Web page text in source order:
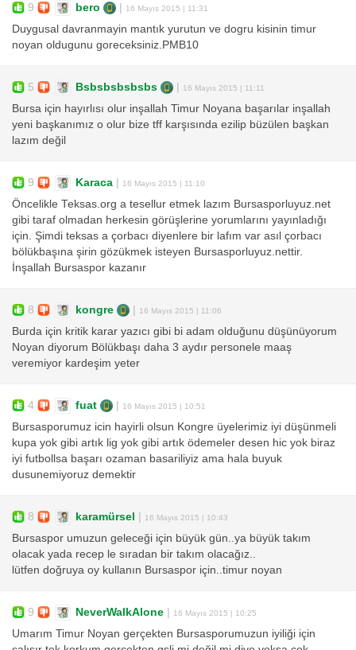
9 bero 16 Mayıs 2015 | 11:31
Duygusal davranmayin mantık yurutun ve dogru kisinin timur
noyan oldugunu goreceksiniz.PMB10
5 Bsbsbsbsbsbs 16 Mayıs 2015 | 11:11
Bursa için hayırlısı olur inşallah Timur Noyana başarılar inşallah
yeni başkanımız o olur bize tff karşısında ezilip büzülen başkan
lazım değil
9 Karaca 16 Mayıs 2015 | 11:10
Öncelikle Teksas.org a tesellur etmek lazım Bursasporluyuz.net
gibi taraf olmadan herkesin görüşlerine yorumlarını yayınladığı
için. Şimdi teksas a çorbacı diyenlere bir lafım var asıl çorbacı
bölükbaşına şirin gözükmek isteyen Bursasporluyuz.nettir.
İnşallah Bursaspor kazanır
8 kongre 16 Mayıs 2015 | 11:06
Burda için kritik karar yazıcı gibi bi adam olduğunu düşünüyorum
Noyan diyorum Bölükbaşı daha 3 aydır personele maaş
veremiyor kardeşim yeter
4 fuat 16 Mayıs 2015 | 10:51
Bursasporumuz icin hayirli olsun Kongre üyelerimiz iyi düşünmeli
kupa yok gibi artık lig yok gibi artık ödemeler desen hic yok biraz
iyi futbollsa başarı ozaman basariliyiz ama hala buyuk
dusunemiyoruz demektir
8 karamürsel 16 Mayıs 2015 | 10:43
Bursaspor umuzun geleceği için büyük gün..ya büyük takım
olacak yada recep le sıradan bir takım olacağız..
lütfen doğruya oy kullanın Bursaspor için..timur noyan
9 NeverWalkAlone 16 Mayıs 2015 | 10:25
Umarım Timur Noyan gerçekten Bursasporumuzun iyiliği için